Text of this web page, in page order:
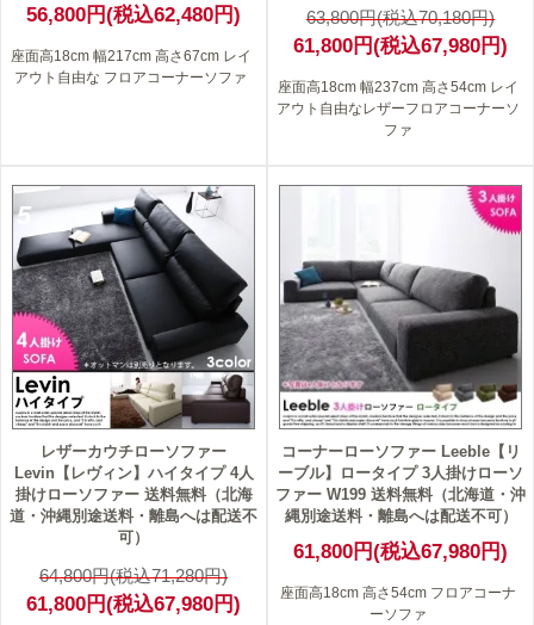
56,800円(税込62,480円)
座面高18cm 幅217cm 高さ67cm レイ
アウト自由な フロアコーナーソファ
63,800円(税込70,180円)
61,800円(税込67,980円)
座面高18cm 幅237cm 高さ54cm レイ
アウト自由なレザーフロアコーナーソ
ファ
5
レザーカウチローソファー
Levin【レヴィン】ハイタイプ 4人
掛けローソファー 送料無料（北海
道・沖縄別途送料・離島へは配送不
可）
64,800円(税込71,280円)
61,800円(税込67,980円)
コーナーローソファー Leeble【リ
ーブル】ロータイプ 3人掛けローソ
ファー W199 送料無料（北海道・沖
縄別途送料・離島へは配送不可）
61,800円(税込67,980円)
座面高18cm 高さ54cm フロアコーナ
ーソファ